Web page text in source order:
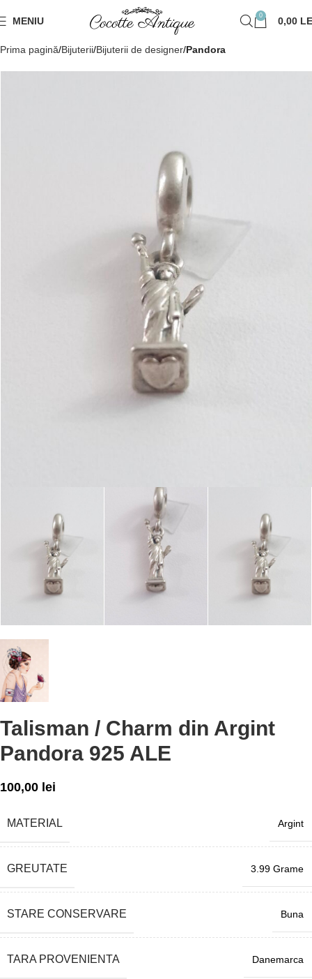
MENIU 0 0,00
Prima pagină Bijuterii Bijuterii de designer Pandora
Talisman / Charm din Argint
Pandora 925 ALE
100,00 lei
MATERIAL Argint
GREUTATE 3.99 Grame
STARE CONSERVARE Buna
TARA PROVENIENTA Danemarca